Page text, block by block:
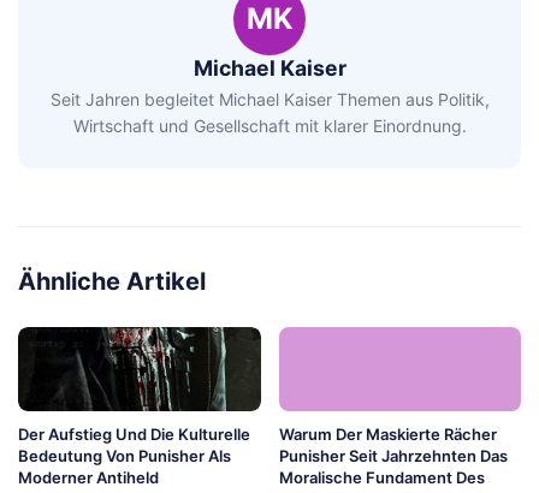
MK
Michael Kaiser
Seit Jahren begleitet Michael Kaiser Themen aus Politik,
Wirtschaft und Gesellschaft mit klarer Einordnung.
Ähnliche Artikel
Der Aufstieg Und Die Kulturelle
Bedeutung Von Punisher Als
Moderner Antiheld
Warum Der Maskierte Rächer
Punisher Seit Jahrzehnten Das
Moralische Fundament Des